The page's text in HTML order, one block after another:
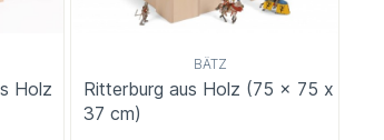
Holz
BÄTZ
Ritterburg aus Holz (75 x 75 x
37 cm)